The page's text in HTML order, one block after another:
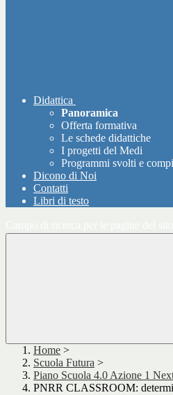
Didattica
Panoramica
Offerta formativa
Le schede didattiche
I progetti del Medi
Programmi svolti e
Dicono di Noi
Contatti
Libri di testo
Home >
Scuola Futura >
Piano Scuola 4.0 Azione 1
PNRR CLASSROOM: